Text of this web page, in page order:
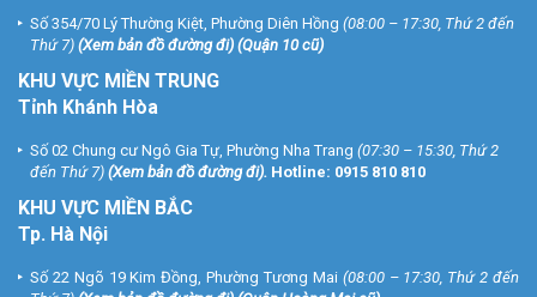
Số 354/70 Lý Thường Kiệt, Phường Diên Hồng (08:00 – 17:30, Thứ 2 đến
Thứ 7) (Xem bản đồ đường đi) (Quận 10 cũ)
KHU VỰC MIỀN TRUNG
Tỉnh Khánh Hòa
Số 02 Chung cư Ngô Gia Tự, Phường Nha Trang (07:30 – 15:30, Thứ 2
đến Thứ 7) (Xem bản đồ đường đi). Hotline: 0915 810 810
KHU VỰC MIỀN BẮC
Tp. Hà Nội
Số 22 Ngõ 19 Kim Đồng, Phường Tương Mai (08:00 – 17:30, Thứ 2 đến